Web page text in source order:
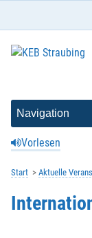
Vorlesen
Start Aktuelle